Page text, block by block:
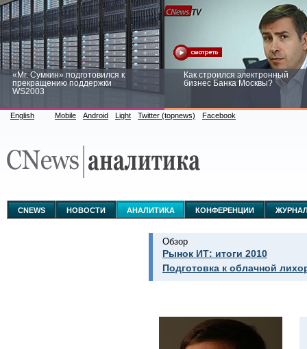
«Mr. Сумкин» подготовился к
прекращению поддержки
WS2003
Как строился электронный
бизнес Банка Москвы?
аналитике
English Mobile Android Light Twitter (topnews) Facebook
CNEWS НОВОСТИ АНАЛИТИКА КОНФЕРЕНЦИИ
Обзор
Рынок ИТ: итоги 2010
Подготовка к облачной